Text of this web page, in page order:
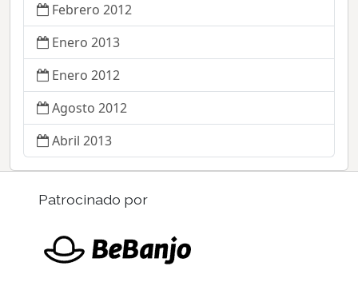
Febrero 2012
Enero 2013
Enero 2012
Agosto 2012
Abril 2013
Patrocinado por